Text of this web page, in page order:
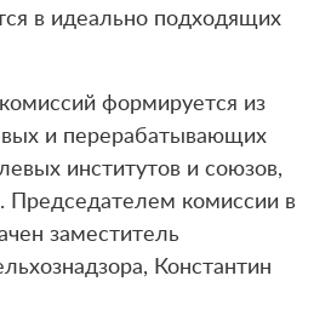
в идеально подходящих
формируется из
и перерабатывающих
институтов и союзов,
Председателем комиссии в
заместитель
Константин